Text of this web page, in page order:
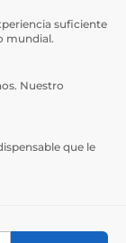
suficiente
mundial.
Nuestro
que le